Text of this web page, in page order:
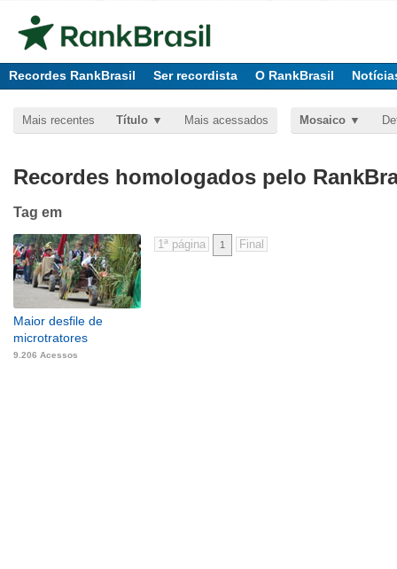
Recordes RankBrasil Ser recordista O RankBrasil
Mais recentes Título Mais acessados Mosaico
Recordes homologados pelo
Tag em
Maior desfile de
microtratores
9.206 Acessos
1